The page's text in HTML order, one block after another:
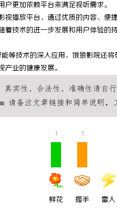
更加依赖平台来满足视听需求。
视播放平台，通过优质的内容、
着技术的进一步发展和用户体验
等技术的深入应用，饿狼影院还
产业的健康发展。
1
鲜花
1
握手 雷人
武汉配眼镜 上海配眼镜